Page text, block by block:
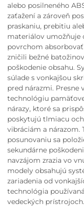
alebo posilneného
zaťažení a zároveň
praskaniu, prebitiu
materiálov umožňuje
povrchom
zničili bežné
poškodenie obsahu.
súlade s vonkajšou
pred nárazmi. Presne
technológiu
nárazy, ktoré sa
poskytujú tlmiacu
vibráciám a nárazom.
posunovaniu sa
sekundárne
navzájom zrazia vo
modely obsahujú
zariadenia od
technológia
vedeckých